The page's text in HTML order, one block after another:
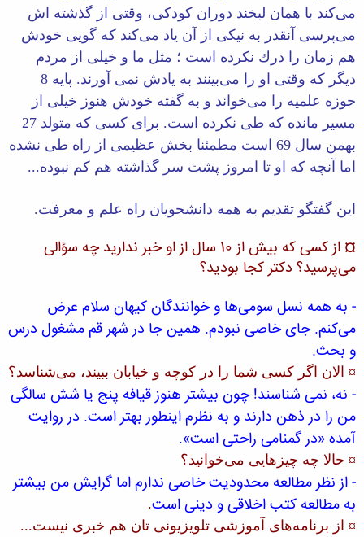
می‌كند با همان لبخند دوران كودكی، وقتی از گذشته اش
می‌پرسی آنقدر به نیكی از آن یاد می‌كند كه گویی خودش
هم زمان را درك نكرده است ؛ مثل ما و خیلی از مردم
دیگر كه وقتی او را می‌بینند به یادش نمی آورند. پایه 8
حوزه علمیه را می‌خواند و به گفته خودش هنوز خیلی از
مسیر مانده كه طی نكرده است. برای كسی كه متولد 27
بهمن سال 69 است مطمئنا بخش عظیمی از راه طی نشده
اما آنچه كه او تا امروز پشت سر گذاشته هم كم نبوده...
این گفتگو تقدیم به همه دانشجویان راه علم و معرفت.
¤ از كسی كه بیش از 10 سال از او خبر ندارید چه سؤالی
می‌پرسید؟ دكتر كجا بودید؟
- به همه نسل سومی‌ها و خوانندگان كیهان سلام عرض
می‌كنم. جای خاصی نبودم. همین جا در شهر قم مشغول درس
و بحث.
¤ الان اگر كسی شما را در كوچه و خیابان ببیند، می‌شناسد؟
- نه، نمی شناسند! چون بیشتر هنوز قیافه پنج یا شش سالگی
من را در ذهن دارند و به نظرم اینطور بهتر است. در روایت
آمده «در گمنامی راحتی است».
¤ حالا چه چیزهایی می‌خوانید؟
- از نظر مطالعه محدودیت خاصی ندارم اما گرایش من بیشتر
به مطالعه كتب اخلاقی و دینی است.
¤ از برنامه‌های آموزشی تلویزیونی تان هم خبری نیست...